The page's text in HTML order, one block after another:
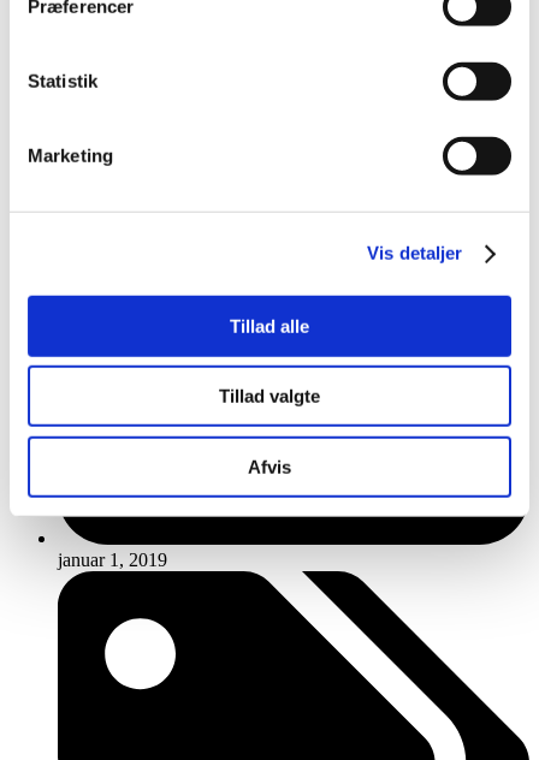
Præferencer
Statistik
Marketing
Vis detaljer
Tillad alle
Tillad valgte
Afvis
januar 1, 2019